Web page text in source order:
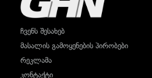
ჩვენს შესახებ
მასალის გამოყენების პირობები
რეკლამა
კონტაქტი